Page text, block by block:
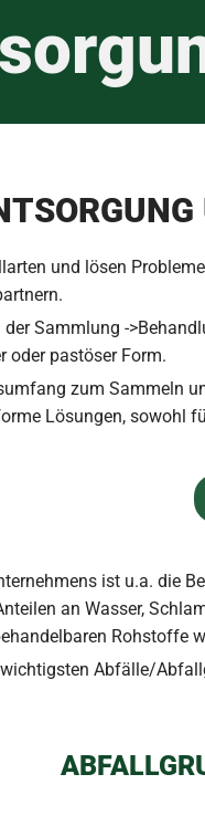
und lösen
Sammlung -
oder pastöser Form.
zum Sammeln
Lösungen, sowohl
ist u.a. die
an Wasser,
Rohstoffe
Abfälle/